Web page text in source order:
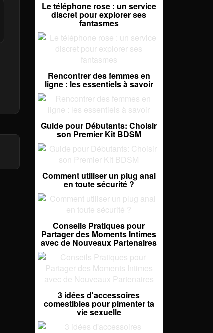
Le téléphone rose : un service
discret pour explorer ses
fantasmes
Rencontrer des femmes en
ligne : les essentiels à savoir
Guide pour Débutants: Choisir
son Premier Kit BDSM
Comment utiliser un plug anal
en toute sécurité ?
Conseils Pratiques pour
Partager des Moments Intimes
avec de Nouveaux Partenaires
3 idées d'accessoires
comestibles pour pimenter ta
vie sexuelle